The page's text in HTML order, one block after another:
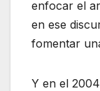
enfocar el
en ese
fomentar
Y en el